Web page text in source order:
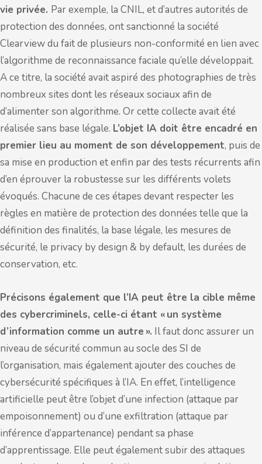
vie privée. Par exemple, la CNIL, et d’autres autorités de
protection des données, ont sanctionné la société
Clearview du fait de plusieurs non-conformité en lien avec
l’algorithme de reconnaissance faciale qu’elle développait.
A ce titre, la société avait aspiré des photographies de très
nombreux sites dont les réseaux sociaux afin de
d’alimenter son algorithme. Or cette collecte avait été
réalisée sans base légale. L’objet IA doit être encadré en
premier lieu au moment de son développement, puis de
sa mise en production et enfin par des tests récurrents afin
d’en éprouver la robustesse sur les différents volets
évoqués. Chacune de ces étapes devant respecter les
règles en matière de protection des données telle que la
définition des finalités, la base légale, les mesures de
sécurité, le privacy by design & by default, les durées de
conservation, etc.
Précisons également que l’IA peut être la cible même
des cybercriminels, celle-ci étant « un système
d’information comme un autre ». Il faut donc assurer un
niveau de sécurité commun au socle des SI de
l’organisation, mais également ajouter des couches de
cybersécurité spécifiques à l’IA. En effet, l’intelligence
artificielle peut être l’objet d’une infection (attaque par
empoisonnement) ou d’une exfiltration (attaque par
inférence d’appartenance) pendant sa phase
d’apprentissage. Elle peut également subir des attaques